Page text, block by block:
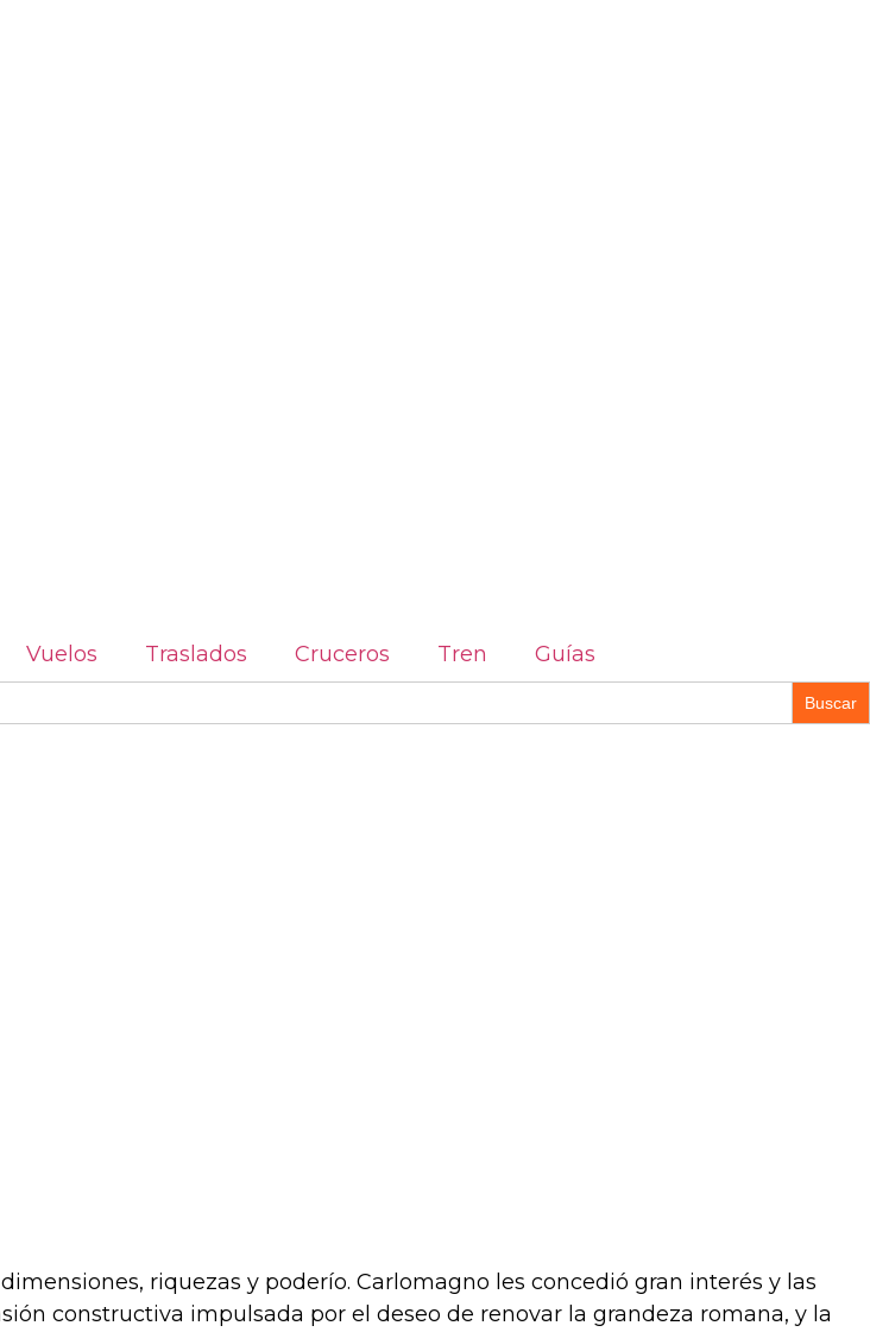
Vuelos Traslados Cruceros Tren
Guías
riquezas y poderío. Carlomagno les concedió gran interés y las
constructiva impulsada por el deseo de renovar la grandeza romana, y la